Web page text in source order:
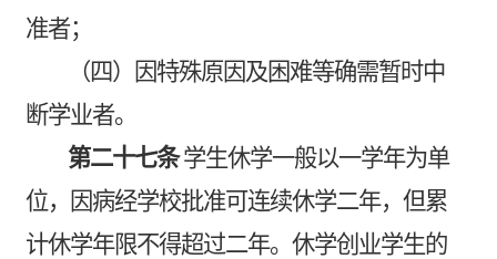
准者；
（四）因特殊原因及困难等确需暂时中
断学业者。
第二十七条 学生休学一般以一学年为单
位，因病经学校批准可连续休学二年，但累
计休学年限不得超过二年。休学创业学生的